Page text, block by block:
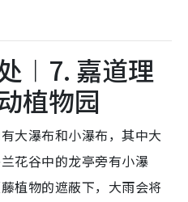
︱7. 嘉道理
植物园
大瀑布和小瀑布，其中大
花谷中的龙亭旁有小瀑
植物的遮蔽下，大雨会将